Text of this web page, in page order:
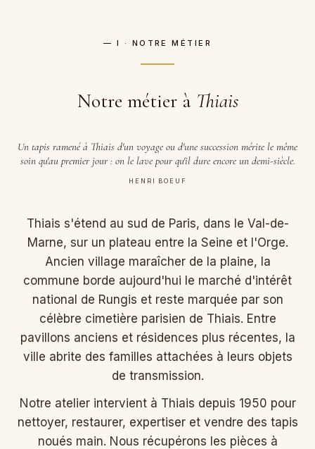
— I · NOTRE MÉTIER
Notre métier à Thiais
Un tapis ramené à Thiais d'un voyage ou d'une succession mérite le même
soin qu'au premier jour : on le lave pour qu'il dure encore un demi-siècle.
HENRI BOEUF
Thiais s'étend au sud de Paris, dans le Val-de-
Marne, sur un plateau entre la Seine et l'Orge.
Ancien village maraîcher de la plaine, la
commune borde aujourd'hui le marché d'intérêt
national de Rungis et reste marquée par son
célèbre cimetière parisien de Thiais. Entre
pavillons anciens et résidences plus récentes, la
ville abrite des familles attachées à leurs objets
de transmission.
Notre atelier intervient à Thiais depuis 1950 pour
nettoyer, restaurer, expertiser et vendre des tapis
noués main. Nous récupérons les pièces à